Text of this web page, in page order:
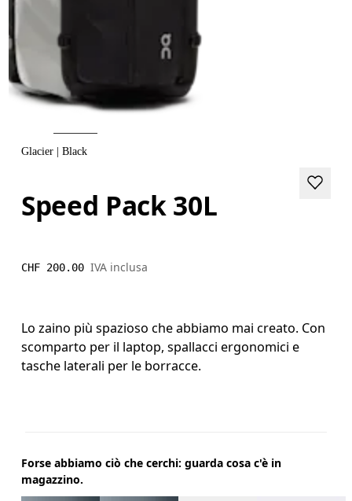
Glacier | Black
Speed Pack 30L
CHF 200.00 IVA inclusa
Lo zaino più spazioso che abbiamo mai creato. Con
scomparto per il laptop, spallacci ergonomici e
tasche laterali per le borracce.
Forse abbiamo ciò che cerchi: guarda cosa c'è in
magazzino.